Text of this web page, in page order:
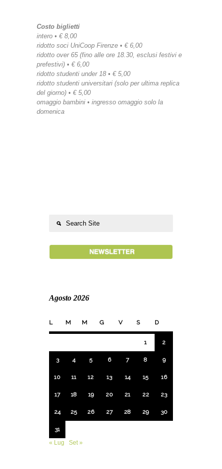
Costo biglietti
intero • € 8,00
ridotto soci UniCoop Firenze • € 6,00
ridotto over 65 (fino alle ore 18.30, esclusi festivi e
prefestivi) • € 6,00
ridotto studenti under 18 • € 5,00
ridotto studenti universitari (solo per ultima replica
del giorno) • € 5,00
omaggio bambini • ingresso omaggio solo la
domenica
Agosto 2026
L M M G V S D
1 2
3 4 5 6 7 8 9
10 11 12 13 14 15 16
17 18 19 20 21 22 23
24 25 26 27 28 29 30
31
« Lug
Set »